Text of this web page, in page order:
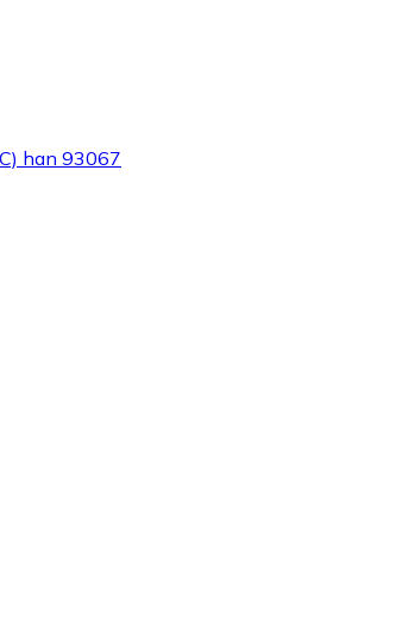
han 93067